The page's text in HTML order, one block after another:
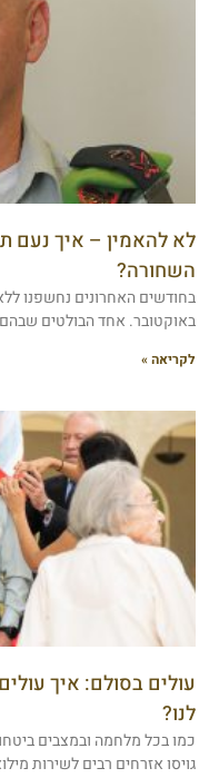
לא להאמין – איך נעם
השחורה?
באוקטובר. אחד הבולטים שבהם
לקריאה »
עולים בסולם: איך
לנו?
כמו בכל מלחמה ובמצבים
גויסו אזרחים רבים לשירות